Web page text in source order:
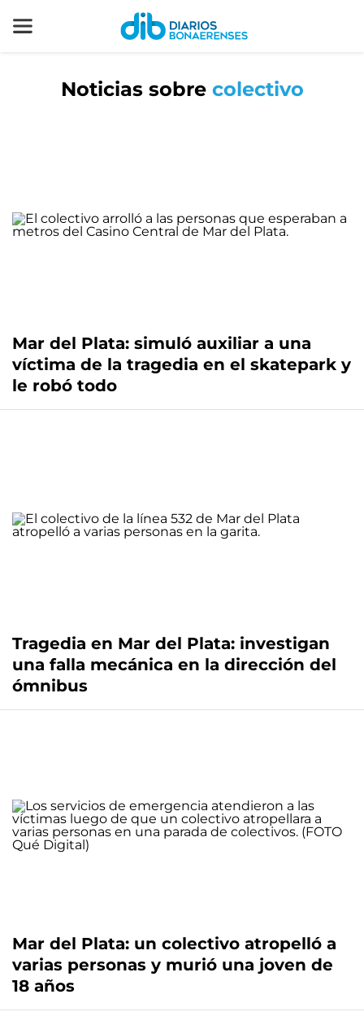
Noticias sobre colectivo
Mar del Plata: simuló auxiliar a una
víctima de la tragedia en el skatepark y
le robó todo
Tragedia en Mar del Plata: investigan
una falla mecánica en la dirección del
ómnibus
Mar del Plata: un colectivo atropelló a
varias personas y murió una joven de
18 años